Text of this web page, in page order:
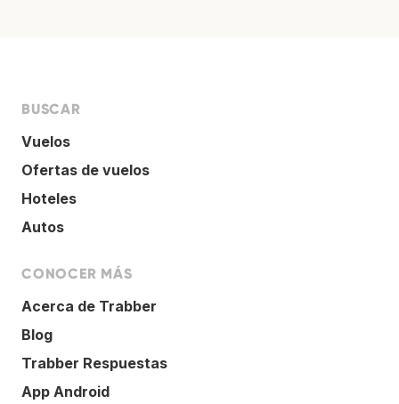
BUSCAR
Vuelos
Ofertas de vuelos
Hoteles
Autos
CONOCER MÁS
Acerca de Trabber
Blog
Trabber Respuestas
App Android